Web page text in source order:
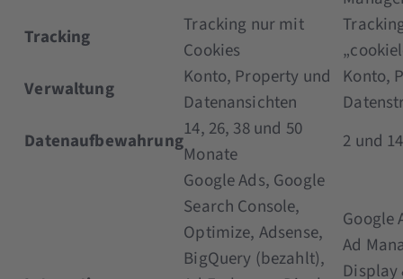
Tracking
Tracking nur mit
Cookies
Verwaltung
Konto, Property und
Datenansichten
Konto,
Datenaufbewahrung
14, 26, 38 und 50
Monate
2 und
Google Ads, Google
Search Console,
Optimize, Adsense,
BigQuery (bezahlt),
Google
Ad
Display